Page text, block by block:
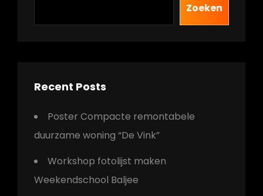
Zoeken
Recent Posts
Poster Compacte remontabele
duurzame woning “De Vink”
Workshop fotolijst maken
Weekendschool Baljee